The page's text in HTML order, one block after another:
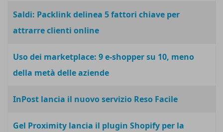
Saldi: Packlink delinea 5 fattori chiave per
attrarre clienti online
Uso dei marketplace: 9 e-shopper su 10, meno
della metà delle aziende
InPost lancia il nuovo servizio Reso Facile
Gel Proximity lancia il plugin Shopify per la